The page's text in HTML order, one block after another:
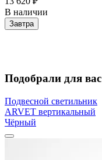
В наличии
Завтра
Подобрали для вас
Подвесной светильник
ARVET вертикальный
Чёрный